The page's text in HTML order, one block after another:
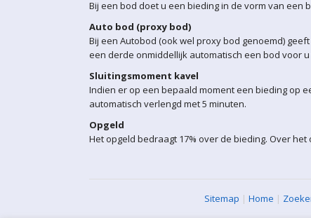
Bij een bod doet u een bieding in de vorm van een
Auto bod (proxy bod)
Bij een Autobod (ook wel proxy bod genoemd)
een derde onmiddellijk automatisch een bod voor
Sluitingsmoment kavel
Indien er op een bepaald moment een bieding op
automatisch verlengd met 5 minuten.
Opgeld
Het opgeld bedraagt 17% over de bieding. Over
Sitemap | Home |